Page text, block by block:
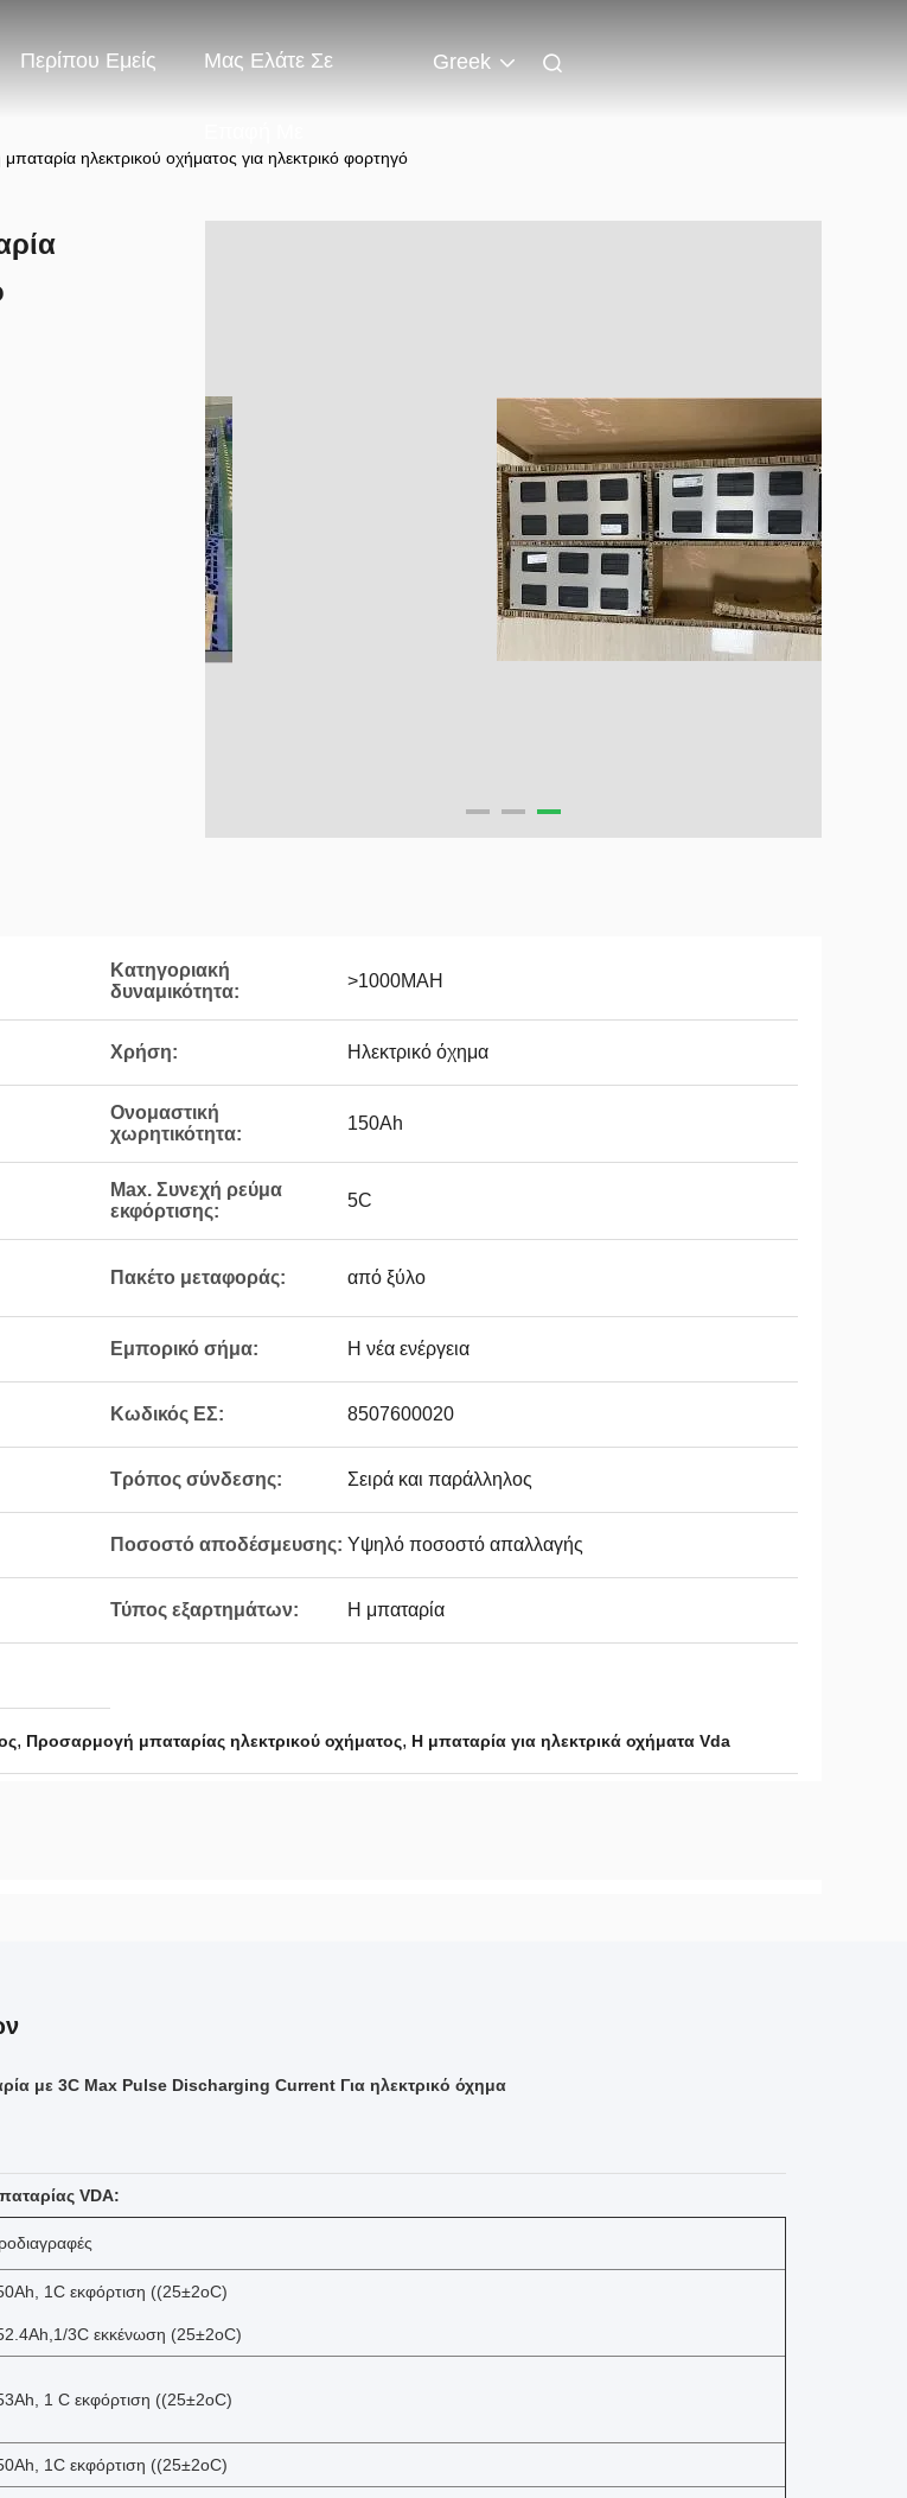
Περίπου Εμείς Μας Ελάτε Σε Greek
ηλεκτρικού οχήματος για ηλεκτρικό φορτηγό
Κατηγοριακή
δυναμικότητα:
>1000MAH
Χρήση: Ηλεκτρικό όχημα
Ονομαστική
χωρητικότητα:
150Ah
Max. Συνεχή ρεύμα
εκφόρτισης:
5C
Πακέτο μεταφοράς: από ξύλο
Εμπορικό σήμα: Η νέα ενέργεια
Κωδικός ΕΣ: 8507600020
Τρόπος σύνδεσης: Σειρά και παράλληλος
Ποσοστό αποδέσμευσης: Υψηλό ποσοστό απαλλαγής
Τύπος εξαρτημάτων: Η μπαταρία
, Προσαρμογή μπαταρίας ηλεκτρικού οχήματος, Η μπαταρία για ηλεκτρικά οχήματα Vda
με 3C Max Pulse Discharging Current Για ηλεκτρικό όχημα
VDA:
1C εκφόρτιση ((25±2oC)
3C εκκένωση (25±2oC)
1 C εκφόρτιση ((25±2oC)
1C εκφόρτιση ((25±2oC)